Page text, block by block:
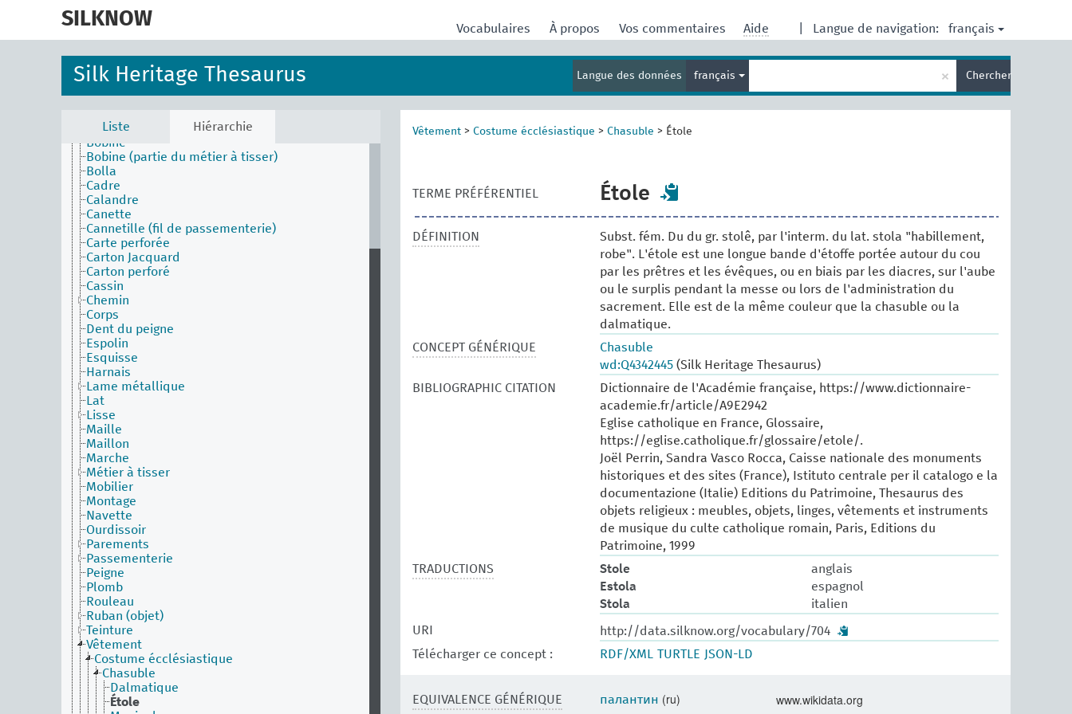
SILKNOW Langue de navigation: français
Vocabulaires À propos Vos commentaires Aide
Silk Heritage Thesaurus Langue des données français
terme
de
× Chercher
Liste Hiérarchie
Activities Facet (en)
Agents Facet (en)
Associated Concepts Facet (en)
Materials Facet (en)
Objects Facet (en)
Aiguille
Battant
Bobine
Bobine (partie du métier à tisser)
Bolla
Cadre
Calandre
Canette
Cannetille (fil de passementerie)
Carte perforée
Carton Jacquard
Carton perforé
Cassin
Chemin
Corps
Dent du peigne
Espolin
Esquisse
Harnais
Lame métallique
Lat
Lisse
Maille
Maillon
Marche
Métier à tisser
Mobilier
Montage
Navette
Ourdissoir
Parements
Passementerie
Peigne
Plomb
Rouleau
Ruban (objet)
Teinture
Vêtement
Costume écclésiastique
Chasuble
Dalmatique
Étole
Vêtement > Costume écclésiastique > Chasuble > Étole
TERME PRÉFÉRENTIEL Étole
DÉFINITION
Subst. fém. Du du gr. stolê, par l'interm. du lat. stola "habillement,
robe". L'étole est une longue bande d'étoffe portée autour du cou
par les prêtres et les évêques, ou en biais par les diacres, sur l'aube
ou le surplis pendant la messe ou lors de l'administration du
sacrement. Elle est de la même couleur que la chasuble ou la
dalmatique.
CONCEPT GÉNÉRIQUE
Chasuble
wd:Q4342445 (Silk Heritage Thesaurus)
BIBLIOGRAPHIC CITATION
Dictionnaire de l'Académie française, https://www.dictionnaire-
academie.fr/article/A9E2942
Eglise catholique en France, Glossaire,
https://eglise.catholique.fr/glossaire/etole/.
Joël Perrin, Sandra Vasco Rocca, Caisse nationale des monuments
historiques et des sites (France), Istituto centrale per il catalogo e la
documentazione (Italie) Editions du Patrimoine, Thesaurus des
objets religieux : meubles, objets, linges, vêtements et instruments
de musique du culte catholique romain, Paris, Editions du
Patrimoine, 1999
TRADUCTIONS
Stole
anglais
Estola
espagnol
Stola
italien
URI
http://data.silknow.org/vocabulary/704
Télécharger ce concept :
RDF/XML TURTLE JSON-LD
EQUIVALENCE GÉNÉRIQUE палантин (ru) www.wikidata.org